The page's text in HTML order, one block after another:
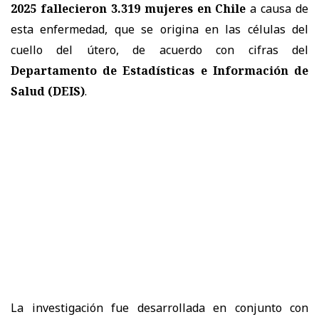
2025 fallecieron 3.319 mujeres en Chile a causa de
esta enfermedad, que se origina en las células del
cuello del útero, de acuerdo con cifras del
Departamento de Estadísticas e Información de
Salud (DEIS).
La investigación fue desarrollada en conjunto con